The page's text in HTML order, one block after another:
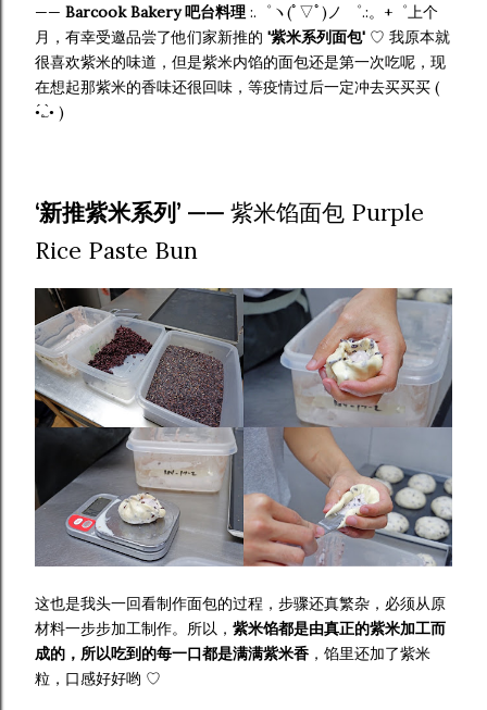
—— Barcook Bakery 吧台料理 :.゜ヽ(ﾟ▽ﾟ)ノ ゜.:。+゜上个
月，有幸受邀品尝了他们家新推的 '紫米系列面包' ♡ 我原本就
很喜欢紫米的味道，但是紫米内馅的面包还是第一次吃呢，现
在想起那紫米的香味还很回味，等疫情过后一定冲去买买买 (
•́؎•̀ )
‘新推紫米系列’ —— 紫米馅面包 Purple
Rice Paste Bun
这也是我头一回看制作面包的过程，步骤还真繁杂，必须从原
材料一步步加工制作。所以， 紫米馅都是由真正的紫米加工而
成的，所以吃到的每一口都是满满紫米香 ，馅里还加了紫米
粒，口感好好哟 ♡